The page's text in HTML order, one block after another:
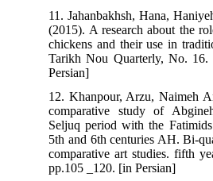
11. Jahanbakhsh,
(2015). A research
chickens and their
Tarikh Nou
12. Khanpour, Arzu,
comparative study
Seljuq period with
5th and 6th centuries
comparative art
pp.105 _120. [in